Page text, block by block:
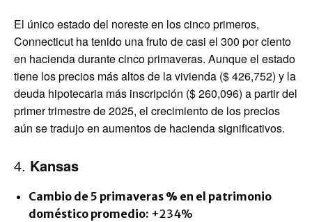
El único estado del noreste en los cinco primeros,
Connecticut ha tenido una fruto de casi el 300 por ciento
en hacienda durante cinco primaveras. Aunque el estado
tiene los precios más altos de la vivienda ($ 426,752) y la
deuda hipotecaria más inscripción ($ 260,096) a partir del
primer trimestre de 2025, el crecimiento de los precios
aún se tradujo en aumentos de hacienda significativos.
4. Kansas
Cambio de 5 primaveras % en el patrimonio
doméstico promedio: +234%